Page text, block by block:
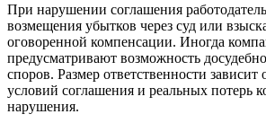
При нарушении соглашения
возмещения убытков через суд или
оговоренной компенсации. Иногда
предусматривают возможность
споров. Размер ответственности зависит
условий соглашения и реальных потерь
нарушения.